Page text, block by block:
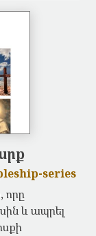
series
որը
և ապրել